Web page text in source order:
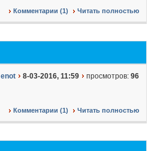
Комментарии (1) Читать полностью
enot 8-03-2016, 11:59 просмотров: 96
Комментарии (1) Читать полностью